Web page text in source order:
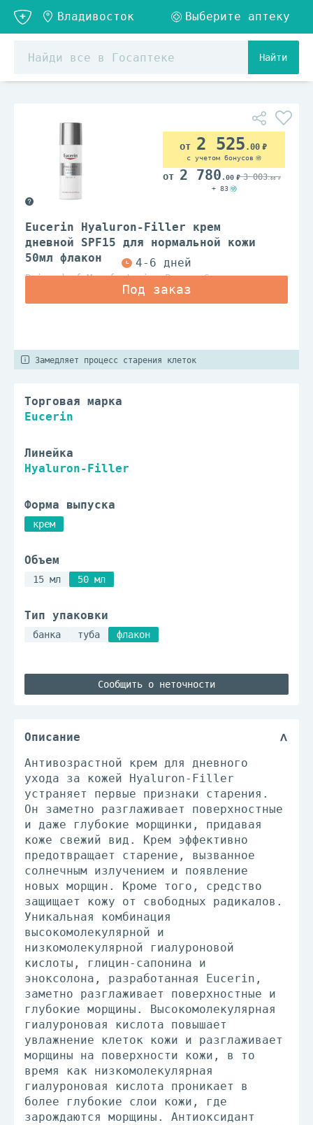
Найти
Eucerin Hyaluron-Filler крем
дневной SPF15 для нормальной кожи
50мл флакон
Beiersdorf Manufacturing Poznan Sp.z.o.o.
2 525 .00
с учетом бонусов
2 780 .00 3 003.00
+ 83
Замедляет процесс старения клеток
Торговая марка
Eucerin
Линейка
Hyaluron-Filler
Форма выпуска
крем
Объем
15 мл 50 мл
Тип упаковки
банка туба флакон
Сообщить о неточности
Описание
Антивозрастной крем для дневного
ухода за кожей Hyaluron-Filler
устраняет первые признаки старения.
Он заметно разглаживает поверхностные
и даже глубокие морщинки, придавая
коже свежий вид. Крем эффективно
предотвращает старение, вызванное
солнечным излучением и появление
новых морщин. Кроме того, средство
защищает кожу от свободных радикалов.
Уникальная комбинация
высокомолекулярной и
низкомолекулярной гиалуроновой
кислоты, глицин-сапонина и
эноксолона, разработанная Eucerin,
заметно разглаживает поверхностные и
глубокие морщины. Высокомолекулярная
гиалуроновая кислота повышает
увлажнение клеток кожи и разглаживает
морщины на поверхности кожи, в то
время как низкомолекулярная
гиалуроновая кислота проникает в
более глубокие слои кожи, где
зарождаются морщины. Антиоксидант